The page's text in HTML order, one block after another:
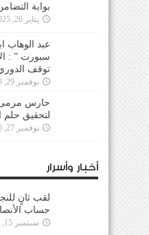
بوابة
يناير 26, 2025
عبد الوهاب
سبورت ” :
توقف الدوري
نوفمبر 29, 2020
حارس مرمى
لتحقيق حلم
نوفمبر 27, 2020
أخبار وأسرار
لقب ثانٍ
حساب
سبتمبر 15, 2024